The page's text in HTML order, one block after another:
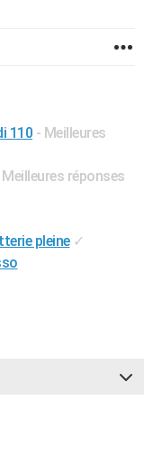
110 - Meilleures
Meilleures réponses
pleine ✓